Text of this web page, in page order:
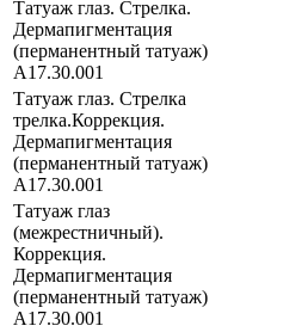
Татуаж глаз. Стрелка.
Дермапигментация
(перманентный татуаж)
A17.30.001
Татуаж глаз. Стрелка
трелка.Коррекция.
Дермапигментация
(перманентный татуаж)
A17.30.001
Татуаж глаз
(межрестничный).
Коррекция.
Дермапигментация
(перманентный татуаж)
A17.30.001